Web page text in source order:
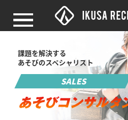
経営理念
事業戦略
行動指針
代表メッセージ
戦友の声
メンバーインタビュー
パートナーの声
働くメリット
IKUSAの特徴
職種紹介
社員の1日
社史
OFFICE
会社紹介
公式YouTube
書籍
新卒採用
中途採用
課題を解決する
あそびのスペシャリスト
SALES